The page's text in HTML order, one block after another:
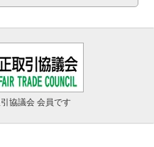
協議会 会員です